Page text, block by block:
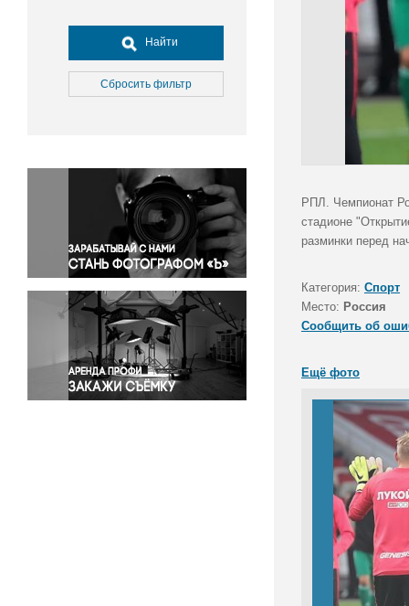
Досуг, туризм и отдых
Культура
Медицина
Окружающая среда
Политика
Правосудие
Происшествия и конфликты
Религия
Светская жизнь
Спорт
Экология
Экономика и бизнес
Найти
Сбросить фильтр
РПЛ. Чемпионат
стадионе
разминки перед
Категория: Спорт
Место: Россия
Сообщить об
Ещё фото